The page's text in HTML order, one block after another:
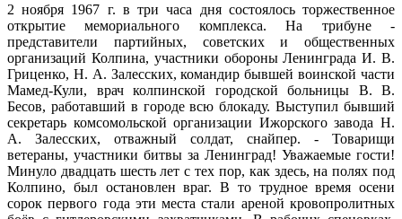
2 ноября 1967 г. в три часа дня состоялось торжественное
открытие мемориального комплекса. На трибуне -
представители партийных, советских и общественных
организаций Колпина, участники обороны Ленинграда И. В.
Гриценко, Н. А. Залесских, командир бывшей воинской части
Мамед-Кули, врач колпинской городской больницы В. В.
Бесов, работавший в городе всю блокаду. Выступил бывший
секретарь комсомольской организации Ижорского завода Н.
А. Залесских, отважный солдат, снайпер. - Товарищи
ветераны, участники битвы за Ленинград! Уважаемые гости!
Минуло двадцать шесть лет с тех пор, как здесь, на полях под
Колпино, был остановлен враг. В то трудное время осени
сорок первого года эти места стали ареной кровопролитных